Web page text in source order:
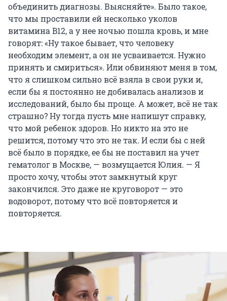
объединить диагнозы. Выясняйте». Было такое,
что мы проставили ей несколько уколов
витамина B12, а у нее ночью пошла кровь, и мне
говорят: «Ну такое бывает, что человеку
необходим элемент, а он не усваивается. Нужно
принять и смириться». Или обвиняют меня в том,
что я слишком сильно всё взяла в свои руки и,
если бы я постоянно не добивалась анализов и
исследований, было бы проще. А может, всё не так
страшно? Ну тогда пусть мне напишут справку,
что мой ребенок здоров. Но никто на это не
решится, потому что это не так. И если бы с ней
всё было в порядке, ее бы не поставил на учет
гематолог в Москве, — возмущается Юлия. — Я
просто хочу, чтобы этот замкнутый круг
закончился. Это даже не круговорот — это
водоворот, потому что всё повторяется и
повторяется.